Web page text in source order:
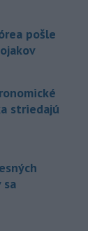
pošle
striedajú
sa